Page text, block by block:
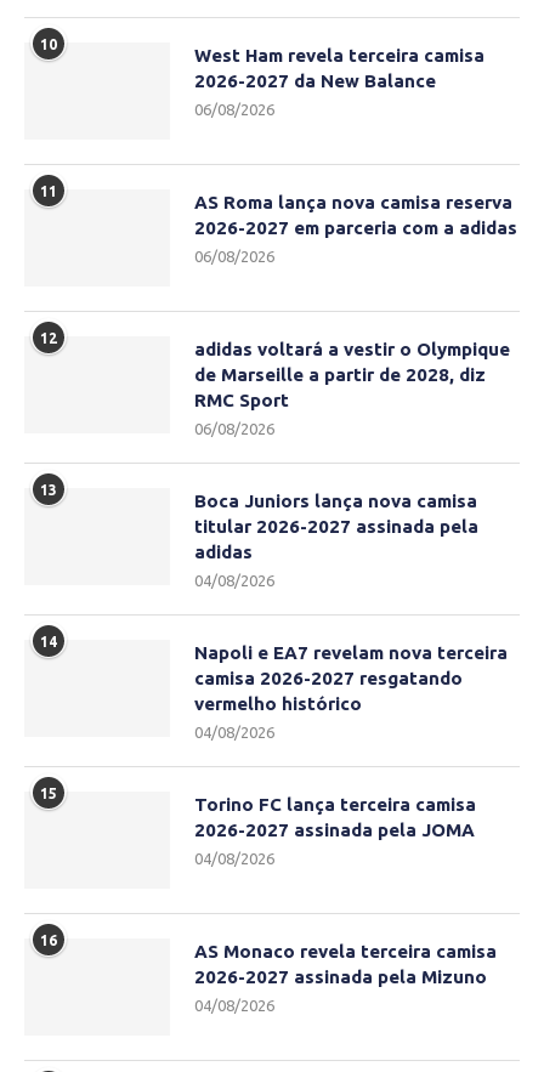
10
West Ham revela terceira camisa
2026-2027 da New Balance
06/08/2026
11
AS Roma lança nova camisa reserva
2026-2027 em parceria com a adidas
06/08/2026
12
adidas voltará a vestir o Olympique
de Marseille a partir de 2028, diz
RMC Sport
06/08/2026
13
Boca Juniors lança nova camisa
titular 2026-2027 assinada pela
adidas
04/08/2026
14
Napoli e EA7 revelam nova terceira
camisa 2026-2027 resgatando
vermelho histórico
04/08/2026
15
Torino FC lança terceira camisa
2026-2027 assinada pela JOMA
04/08/2026
16
AS Monaco revela terceira camisa
2026-2027 assinada pela Mizuno
04/08/2026